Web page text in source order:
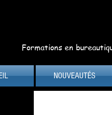
Formations en
NOUVEAUTÉS